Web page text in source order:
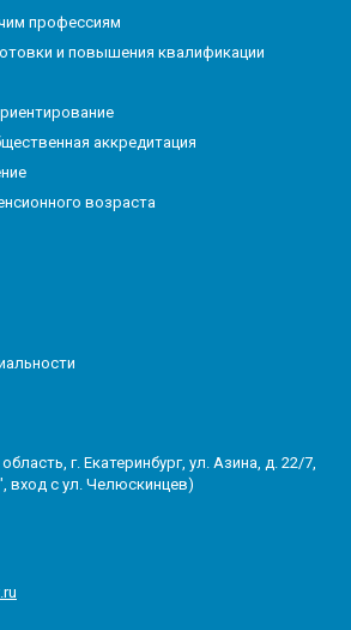
профессиям
и повышения квалификации
аккредитация
возраста
г. Екатеринбург, ул. Азина, д. 22/7,
вход с ул. Челюскинцев)